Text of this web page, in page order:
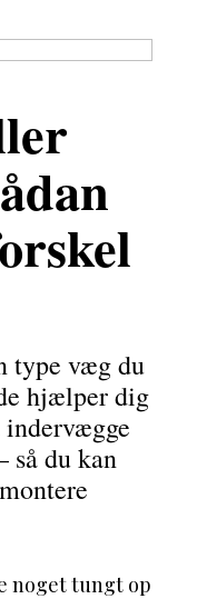
type væg du
hjælper dig
så du kan
noget tungt op